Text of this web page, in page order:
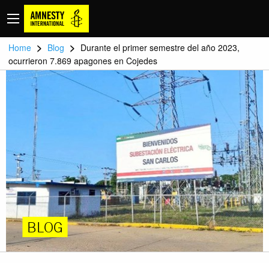
Home > Blog > Durante el primer semestre del año 2023,
ocurrieron 7.869 apagones en Cojedes
BLOG